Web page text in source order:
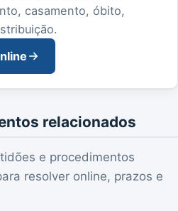
casamento, óbito,
relacionados
e procedimentos
resolver online, prazos e